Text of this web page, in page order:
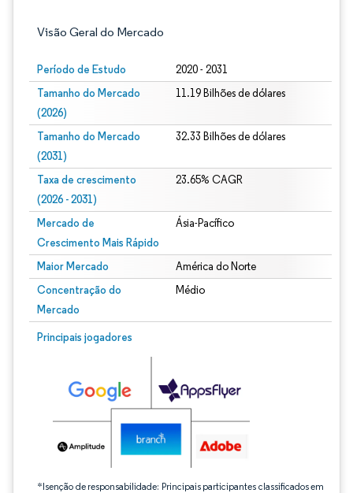
Visão Geral do Mercado
Período de Estudo 2020 - 2031
Tamanho do Mercado
(2026)
11.19 Bilhões de dólares
Tamanho do Mercado
(2031)
32.33 Bilhões de dólares
Taxa de crescimento
(2026 - 2031)
23.65% CAGR
Mercado de
Crescimento Mais Rápido
Ásia-Pacífico
Maior Mercado América do Norte
Concentração do
Mercado
Médio
Principais jogadores
*Isenção de responsabilidade: Principais participantes classificados em
Imagem © Mordor Intelligence. O reuso requer atribuição conforme CC BY 4.0.